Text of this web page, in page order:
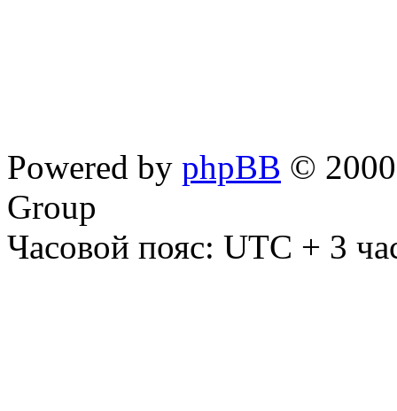
Powered by phpBB ©
Group
Часовой пояс: UTC + 3